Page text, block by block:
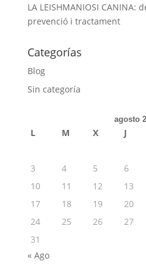
LA LEISHMANIOSI CANINA:
prevenció i tractament
Categorías
Blog
Sin categoría
agosto
L M X J
3
4 5 6
10
11 12 13
17
18 19 20
24
25 26 27
31
« Ago